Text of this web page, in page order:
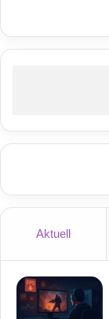
Aktuell